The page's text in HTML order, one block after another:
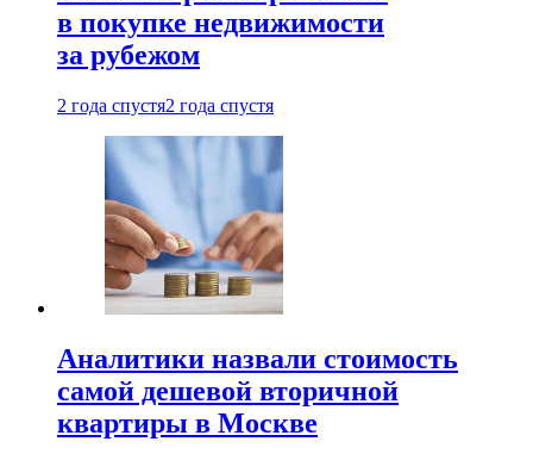
в покупке недвижимости
за рубежом
2 года спустя2 года спустя
Аналитики назвали стоимость
самой дешевой вторичной
квартиры в Москве